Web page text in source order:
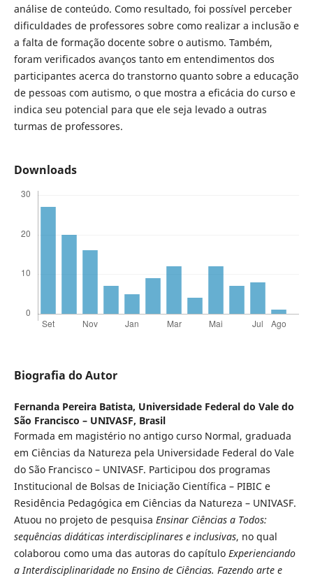
análise de conteúdo. Como resultado, foi possível perceber
dificuldades de professores sobre como realizar a inclusão e
a falta de formação docente sobre o autismo. Também,
foram verificados avanços tanto em entendimentos dos
participantes acerca do transtorno quanto sobre a educação
de pessoas com autismo, o que mostra a eficácia do curso e
indica seu potencial para que ele seja levado a outras
turmas de professores.
Downloads
Biografia do Autor
Fernanda Pereira Batista, Universidade Federal do Vale do
São Francisco – UNIVASF, Brasil
Formada em magistério no antigo curso Normal, graduada
em Ciências da Natureza pela Universidade Federal do Vale
do São Francisco – UNIVASF. Participou dos programas
Institucional de Bolsas de Iniciação Científica – PIBIC e
Residência Pedagógica em Ciências da Natureza – UNIVASF.
Atuou no projeto de pesquisa Ensinar Ciências a Todos:
sequências didáticas interdisciplinares e inclusivas, no qual
colaborou como uma das autoras do capítulo Experienciando
a Interdisciplinaridade no Ensino de Ciências. Fazendo arte e